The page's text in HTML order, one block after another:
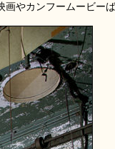
やカンフームービー